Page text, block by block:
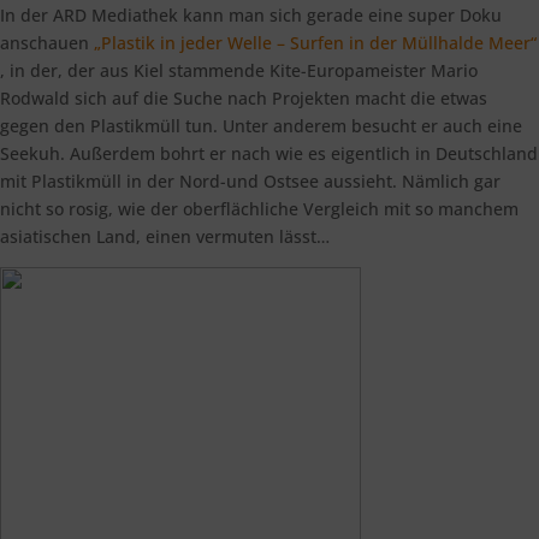
In der ARD Mediathek kann man sich gerade eine super Doku
anschauen „Plastik in jeder Welle – Surfen in der Müllhalde Meer“
, in der, der aus Kiel stammende Kite-Europameister Mario
Rodwald sich auf die Suche nach Projekten macht die etwas
gegen den Plastikmüll tun. Unter anderem besucht er auch eine
Seekuh. Außerdem bohrt er nach wie es eigentlich in Deutschland
mit Plastikmüll in der Nord-und Ostsee aussieht. Nämlich gar
nicht so rosig, wie der oberflächliche Vergleich mit so manchem
asiatischen Land, einen vermuten lässt…